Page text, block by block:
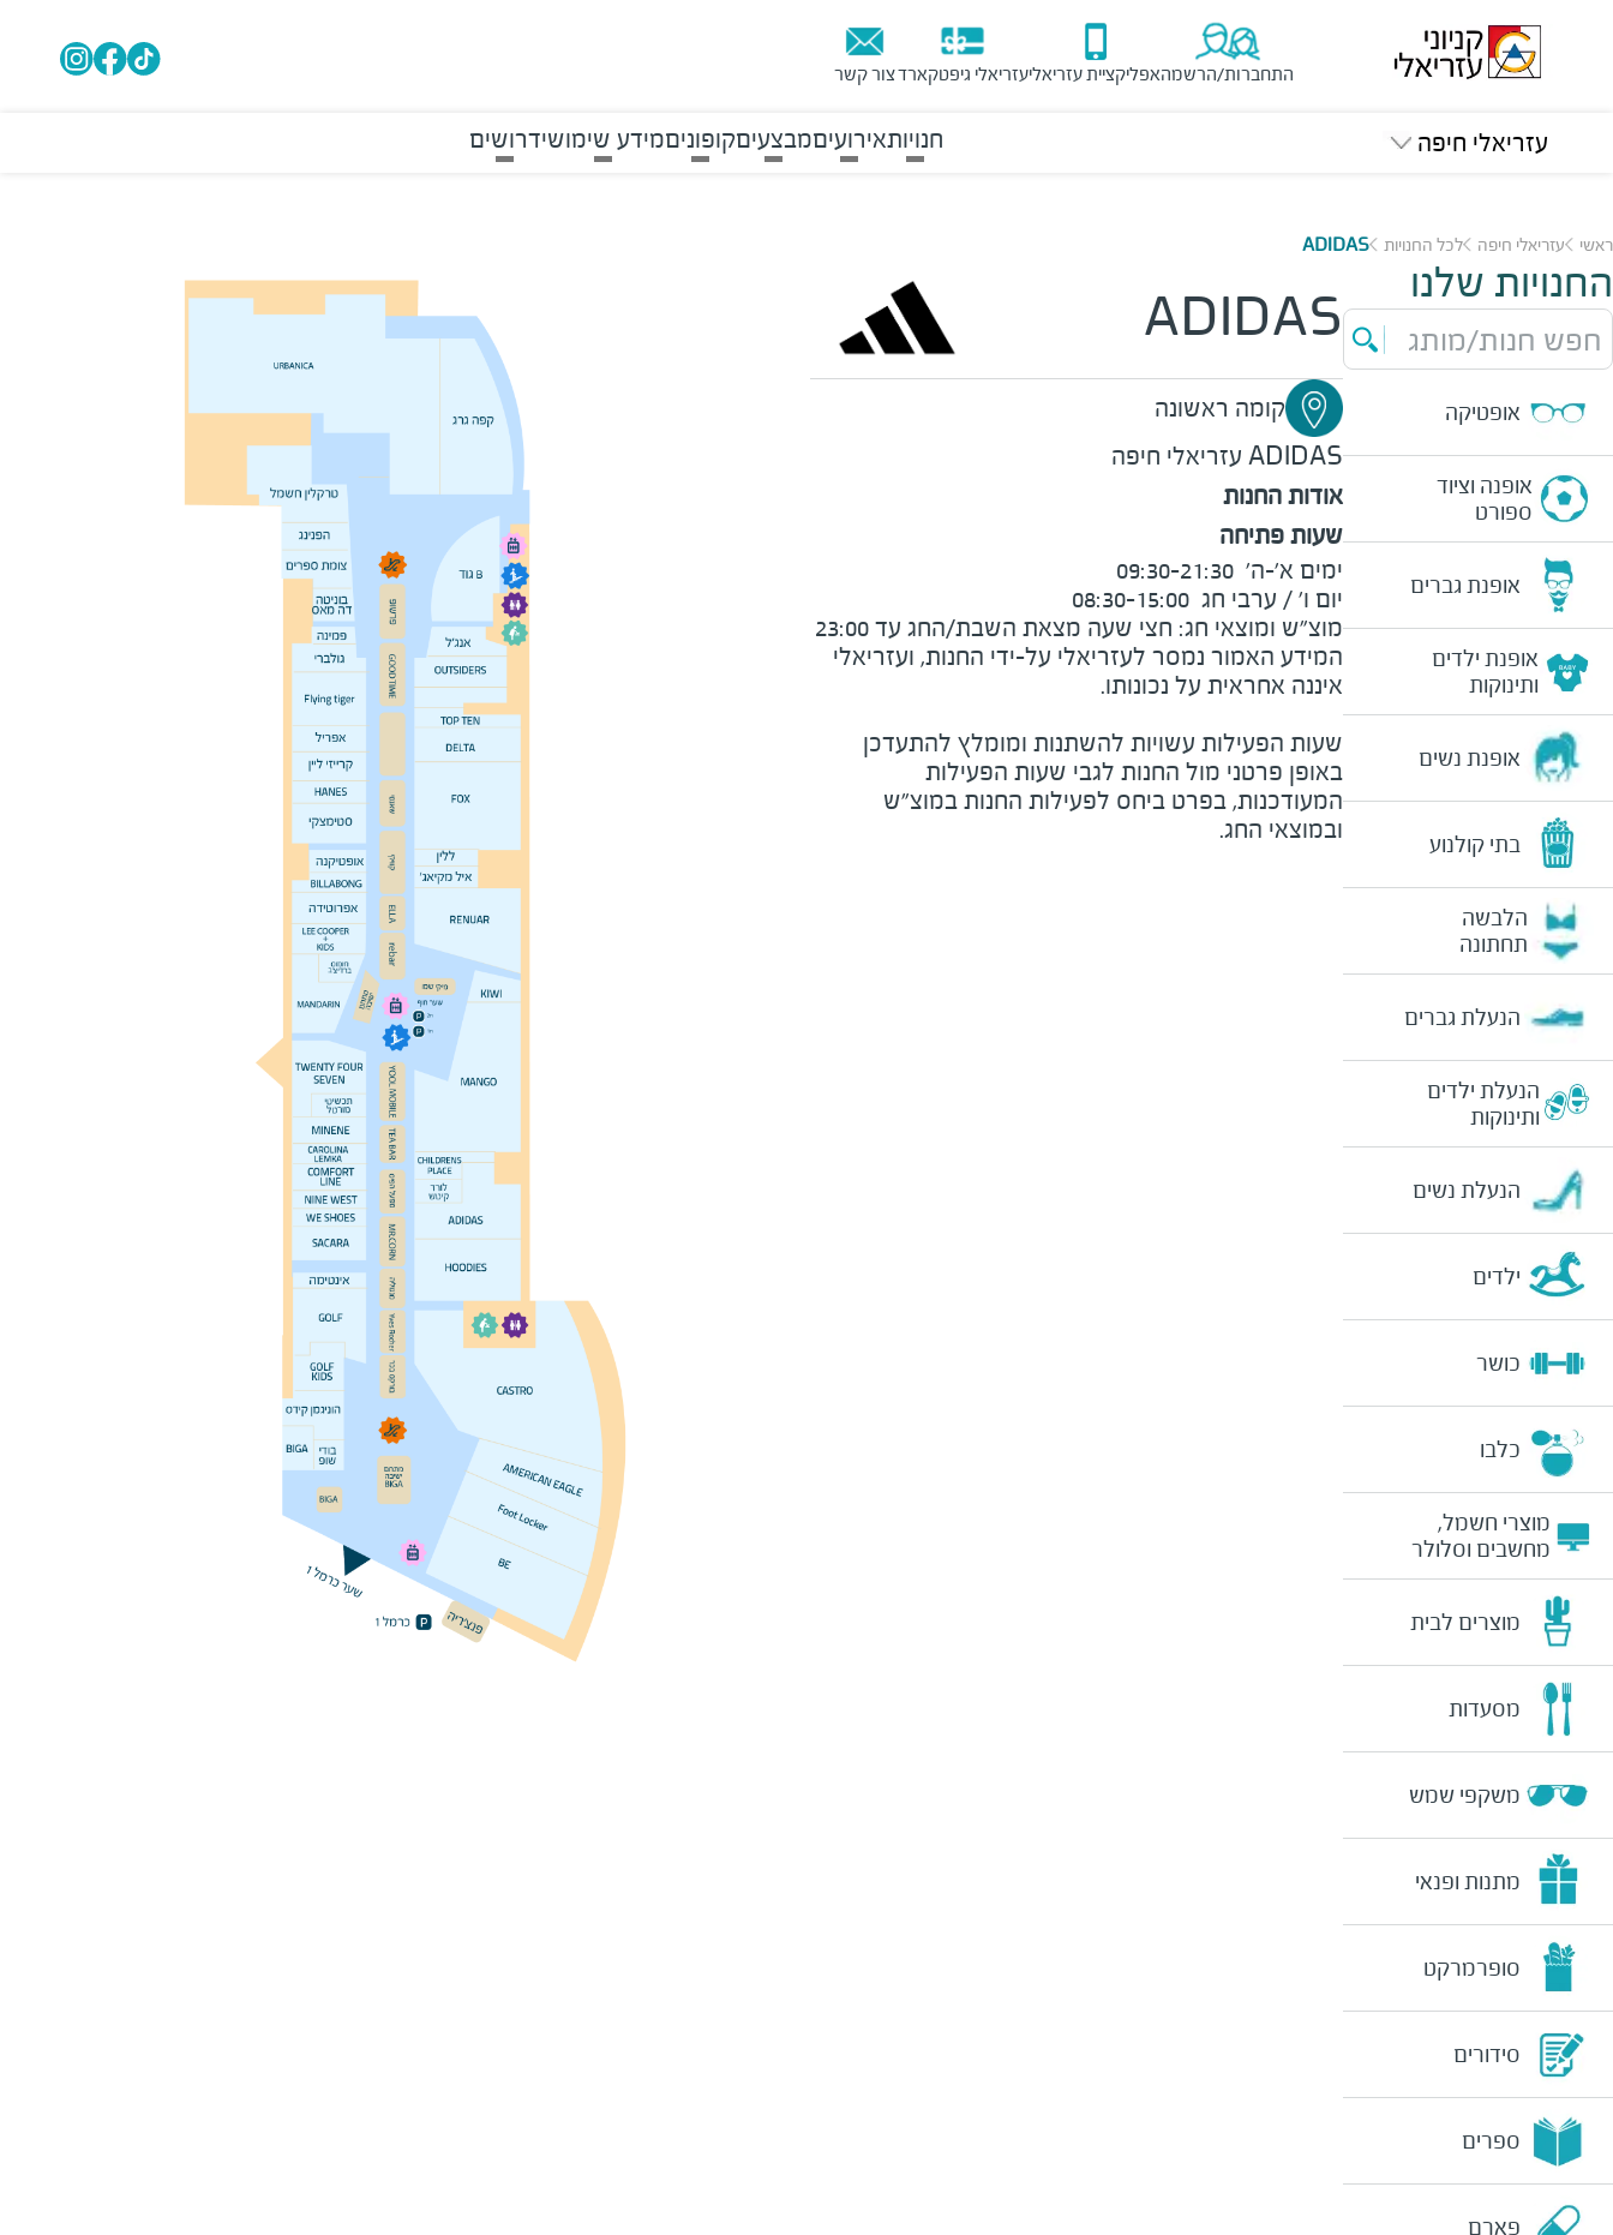
התחברות/הרשמהאפליקציית עזריאליעזריאלי גיפטקארדצור קשר
עזריאלי חיפה חנויותאירועיםמבצעיםקופוניםמידע שימושידרושים
ראשי עזריאלי חיפה לכל החנויות ADIDAS
החנויות שלנו
חפש חנות/מותג
אופטיקה
אופנה וציוד
ספורט
אופנת גברים
אופנת ילדים
ותינוקות
אופנת נשים
בתי קולנוע
הלבשה
תחתונה
הנעלת גברים
הנעלת ילדים
ותינוקות
הנעלת נשים
ילדים
כושר
כלבו
מוצרי חשמל,
מחשבים וסלולר
מוצרים לבית
מסעדות
משקפי שמש
מתנות ופנאי
סופרמרקט
סידורים
ספרים
פארם
ADIDAS
קומה ראשונה
ADIDAS עזריאלי חיפה
אודות החנות
שעות פתיחה
מוצ"ש ומוצאי חג: חצי שעה מצאת השבת/החג עד 23:00
המידע האמור נמסר לעזריאלי על-ידי החנות, ועזריאלי
שעות הפעילות עשויות להשתנות ומומלץ להתעדכן
באופן פרטני מול החנות לגבי שעות הפעילות
המעודכנות, בפרט ביחס לפעילות החנות במוצ"ש
ובמוצאי החג.